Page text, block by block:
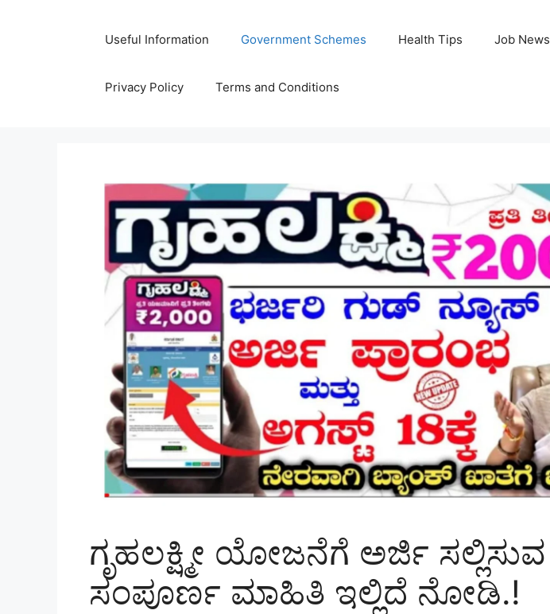
Useful Information Government Schemes Health Tips Job News
Privacy Policy Terms and Conditions
ಗೃಹಲಕ್ಷ್ಮೀ ಯೋಜನೆಗೆ ಅರ್ಜಿ ಸಲ್ಲಿಸುವ
ಸಂಪೂರ್ಣ ಮಾಹಿತಿ ಇಲ್ಲಿದೆ ನೋಡಿ.!